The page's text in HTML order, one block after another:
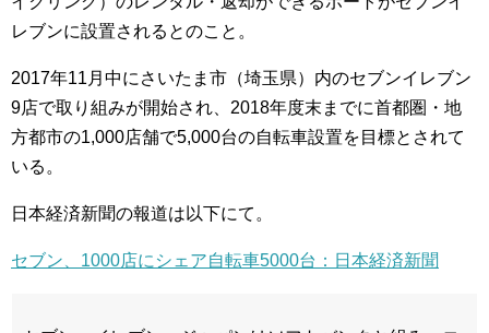
レブンに設置されるとのこと。
2017年11月中にさいたま市（埼玉県）内のセブンイレブン
9店で取り組みが開始され、2018年度末までに首都圏・地
方都市の1,000店舗で5,000台の自転車設置を目標とされて
いる。
日本経済新聞の報道は以下にて。
セブン、1000店にシェア自転車5000台：日本経済新聞